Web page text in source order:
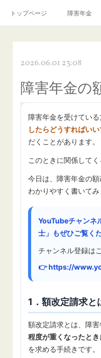
トップページ 障害年金
2026.06.01 23:08
障害年金の